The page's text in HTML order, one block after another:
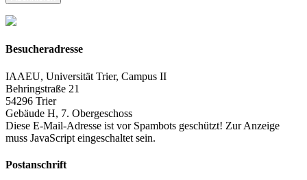
Besucheradresse
IAAEU, Universität Trier, Campus II
Behringstraße 21
54296 Trier
Gebäude H, 7. Obergeschoss
Diese E-Mail-Adresse ist vor Spambots geschützt! Zur Anzeige
muss JavaScript eingeschaltet sein.
Postanschrift